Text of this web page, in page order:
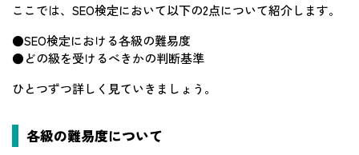
ここでは、SEO検定において以下の2点について紹介します。
●SEO検定における各級の難易度
●どの級を受けるべきかの判断基準
ひとつずつ詳しく見ていきましょう。
各級の難易度について